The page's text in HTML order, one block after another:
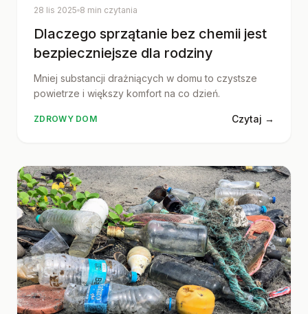
28 lis 2025 8 min czytania
Dlaczego sprzątanie bez chemii jest
bezpieczniejsze dla rodziny
Mniej substancji drażniących w domu to czystsze
powietrze i większy komfort na co dzień.
ZDROWY DOM Czytaj →